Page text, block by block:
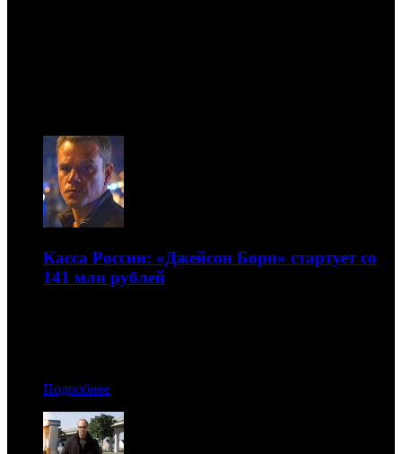
Касса России: «Джейсон Борн» стартует со
141 млн рублей
Подробнее